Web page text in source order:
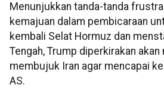
Menunjukkan tanda-tanda
kemajuan dalam pembicaraan
kembali Selat Hormuz dan
Tengah, Trump diperkirakan
membujuk Iran agar mencapai
AS.